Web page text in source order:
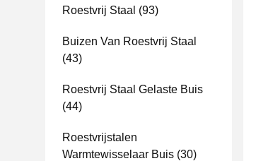
Roestvrij Staal (93)
Buizen Van Roestvrij Staal
(43)
Roestvrij Staal Gelaste Buis
(44)
Roestvrijstalen
Warmtewisselaar Buis (30)